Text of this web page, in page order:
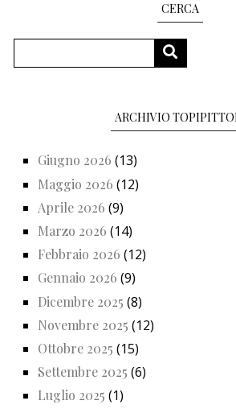
CERCA
CERCA
ARCHIVIO
Giugno 2026 (13)
Maggio 2026 (12)
Aprile 2026 (9)
Marzo 2026 (14)
Febbraio 2026 (12)
Gennaio 2026 (9)
Dicembre 2025 (8)
Novembre 2025 (12)
Ottobre 2025 (15)
Settembre 2025 (6)
Luglio 2025 (1)